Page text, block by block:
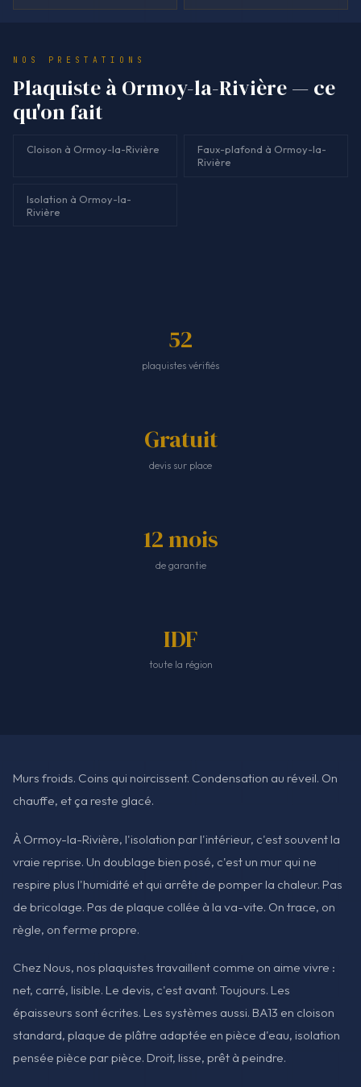
NOS PRESTATIONS
Plaquiste à Ormoy-la-Rivière — ce
qu'on fait
Cloison à Ormoy-la-Rivière
Faux-plafond à Ormoy-la-
Rivière
Isolation à Ormoy-la-
Rivière
52
plaquistes vérifiés
Gratuit
devis sur place
12 mois
de garantie
IDF
toute la région
Murs froids. Coins qui noircissent. Condensation au réveil. On
chauffe, et ça reste glacé.
À Ormoy-la-Rivière, l'isolation par l'intérieur, c'est souvent la
vraie reprise. Un doublage bien posé, c'est un mur qui ne
respire plus l'humidité et qui arrête de pomper la chaleur. Pas
de bricolage. Pas de plaque collée à la va-vite. On trace, on
règle, on ferme propre.
Chez Nous, nos plaquistes travaillent comme on aime vivre :
net, carré, lisible. Le devis, c'est avant. Toujours. Les
épaisseurs sont écrites. Les systèmes aussi. BA13 en cloison
standard, plaque de plâtre adaptée en pièce d'eau, isolation
pensée pièce par pièce. Droit, lisse, prêt à peindre.